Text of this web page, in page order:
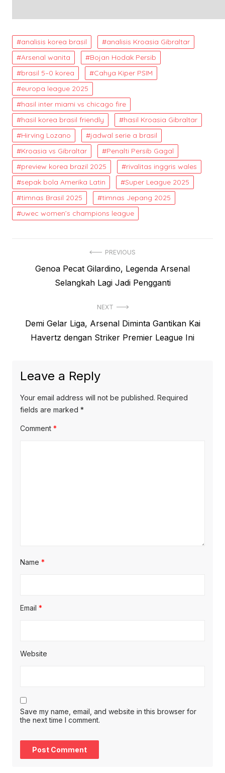
analisis korea brasil
analisis Kroasia Gibraltar
Arsenal wanita
Bojan Hodak Persib
brasil 5–0 korea
Cahya Kiper PSIM
europa league 2025
hasil inter miami vs chicago fire
hasil korea brasil friendly
hasil Kroasia Gibraltar
Hirving Lozano
jadwal serie a brasil
Kroasia vs Gibraltar
Penalti Persib Gagal
preview korea brazil 2025
rivalitas inggris wales
sepak bola Amerika Latin
Super League 2025
timnas Brasil 2025
timnas Jepang 2025
uwec women’s champions league
navigation
PREVIOUS
PreviousGenoa Pecat Gilardino, Legenda Arsenal
Selangkah Lagi Jadi Pengganti
NEXT
Next
post:
Demi Gelar Liga, Arsenal Diminta Gantikan Kai
Havertz dengan Striker Premier League Ini
Leave a Reply
Your email address will not be published. Required
fields are marked *
Comment *
Name *
Email *
Website
Save my name, email, and website in this browser for
the next time I comment.